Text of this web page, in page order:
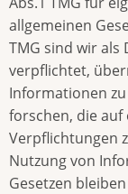
allgemeinen
TMG sind wir
verpflichtet,
Informationen
forschen, die auf
Verpflichtungen
Nutzung von
Gesetzen